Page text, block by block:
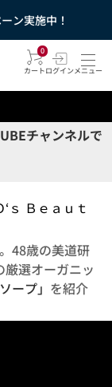
ン実施中！
0
カートログインメニュー
チャンネルで
ｓ Ｂｅａｕｔ
48歳の美道研
選オーガニッ
ープ」 を紹介